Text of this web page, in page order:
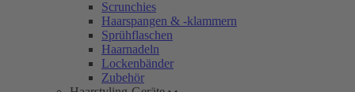
Scrunchies
Haarspangen & -klammern
Sprühflaschen
Haarnadeln
Lockenbänder
Zubehör